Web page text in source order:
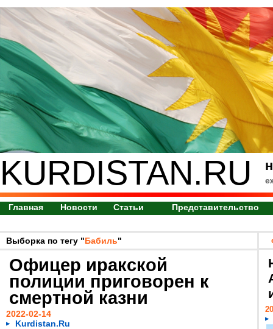
KURDISTAN.RU
Главная Новости Статьи Представительство
Выборка по тегу "Бабиль"
Офицер иракской
полиции приговорен к
смертной казни
2022-02-14
Kurdistan.Ru